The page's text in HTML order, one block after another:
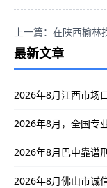
最新文章